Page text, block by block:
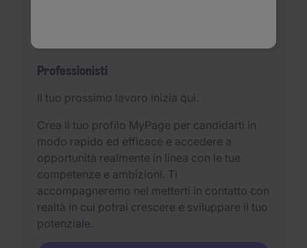
Professionisti
Il tuo prossimo lavoro inizia qui.
Crea il tuo profilo MyPage per candidarti in
modo rapido ed efficace e accedere a
opportunità realmente in linea con le tue
competenze e ambizioni. Ti
accompagneremo nel metterti in contatto con
realtà in cui potrai crescere e sviluppare il tuo
potenziale.